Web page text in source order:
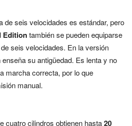
de seis velocidades es estándar, pero
Editiontambién se pueden equiparse
seis velocidades. En la versión
su antigüedad. Es lenta y no
marcha correcta, por lo que
manual.
cuatro cilindros obtienen hasta20